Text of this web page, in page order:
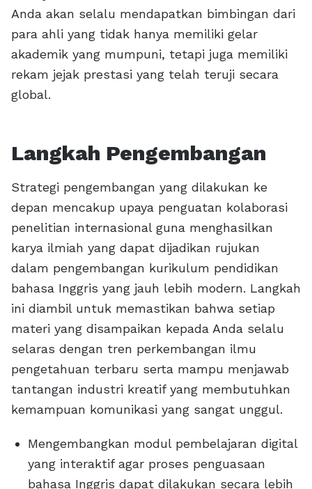
Anda akan selalu mendapatkan bimbingan dari
para ahli yang tidak hanya memiliki gelar
akademik yang mumpuni, tetapi juga memiliki
rekam jejak prestasi yang telah teruji secara
global.
Langkah Pengembangan
Strategi pengembangan yang dilakukan ke
depan mencakup upaya penguatan kolaborasi
penelitian internasional guna menghasilkan
karya ilmiah yang dapat dijadikan rujukan
dalam pengembangan kurikulum pendidikan
bahasa Inggris yang jauh lebih modern. Langkah
ini diambil untuk memastikan bahwa setiap
materi yang disampaikan kepada Anda selalu
selaras dengan tren perkembangan ilmu
pengetahuan terbaru serta mampu menjawab
tantangan industri kreatif yang membutuhkan
kemampuan komunikasi yang sangat unggul.
Mengembangkan modul pembelajaran digital
yang interaktif agar proses penguasaan
bahasa Inggris dapat dilakukan secara lebih